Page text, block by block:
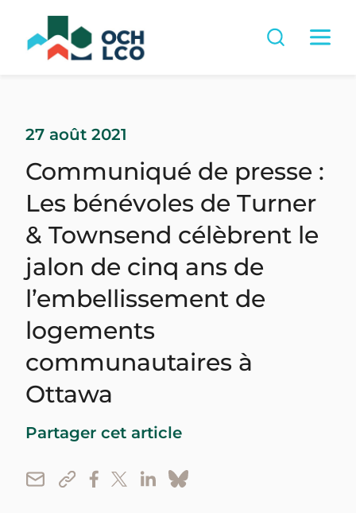
27 août 2021
Communiqué de presse :
Les bénévoles de Turner
& Townsend célèbrent le
jalon de cinq ans de
l’embellissement de
logements
communautaires à
Ottawa
Partager cet article